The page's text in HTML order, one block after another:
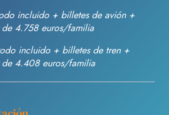
incluido + billetes de avión +
4.758 euros/familia
incluido + billetes de tren +
4.408 euros/familia